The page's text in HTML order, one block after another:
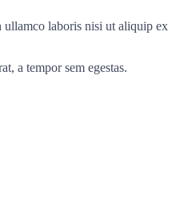
ullamco laboris nisi ut aliquip ex
a tempor sem egestas.